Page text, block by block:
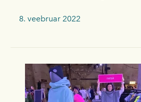
8. veebruar 2022